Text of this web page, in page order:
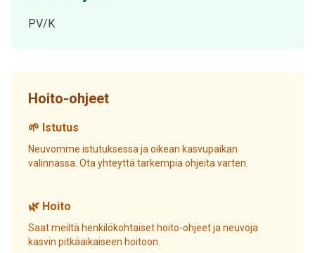
PV/K
Hoito-ohjeet
🌱 Istutus
Neuvomme istutuksessa ja oikean kasvupaikan
valinnassa. Ota yhteyttä tarkempia ohjeita varten.
🌿 Hoito
Saat meiltä henkilökohtaiset hoito-ohjeet ja neuvoja
kasvin pitkäaikaiseen hoitoon.